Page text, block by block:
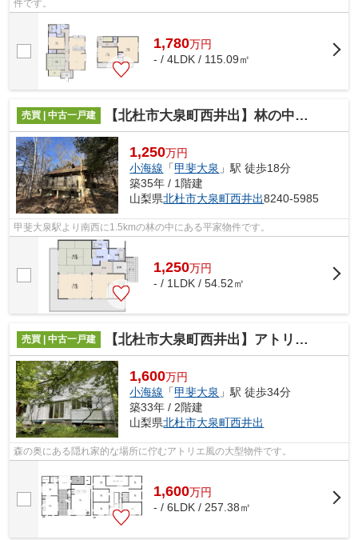
件です。
1,780万円
- / 4LDK / 115.09㎡
売買 | 中古一戸建 【北杜市大泉町西井出】林の中にあるコンパクトな平家
1,250万円
小海線 「甲斐大泉 」駅 徒歩18分
築35年 / 1階建
山梨県北杜市大泉町西井出8240-5985
甲斐大泉駅より南西に1.5kmの林の中にある平家物件です。
1,250万円
- / 1LDK / 54.52㎡
売買 | 中古一戸建 【北杜市大泉町西井出】アトリエの雰囲気を味わえる別荘
1,600万円
小海線 「甲斐大泉 」駅 徒歩34分
築33年 / 2階建
山梨県北杜市大泉町西井出
森の奥にある隠れ家的な場所に佇むアトリエ風の大型物件です。
1,600万円
- / 6LDK / 257.38㎡